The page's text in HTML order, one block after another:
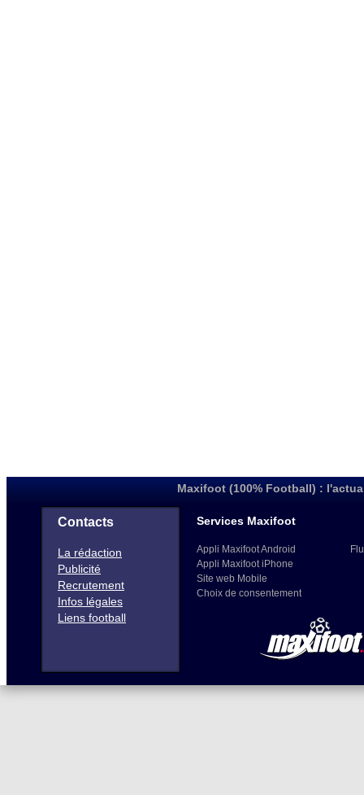
Maxifoot (100% Football) :
Contacts
La rédaction
Publicité
Recrutement
Infos légales
Liens football
Services Maxifoot
Appli Maxifoot Android
Appli Maxifoot iPhone
Site web Mobile
Choix de consentement